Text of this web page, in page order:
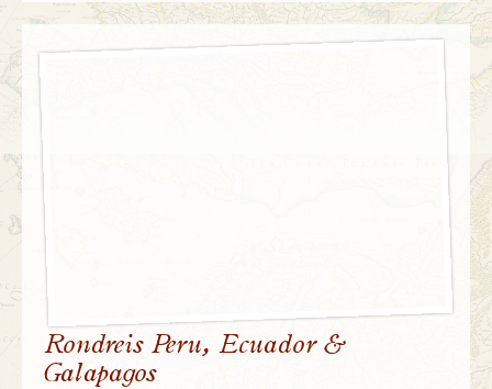
Rondreis Peru, Ecuador &
Galapagos